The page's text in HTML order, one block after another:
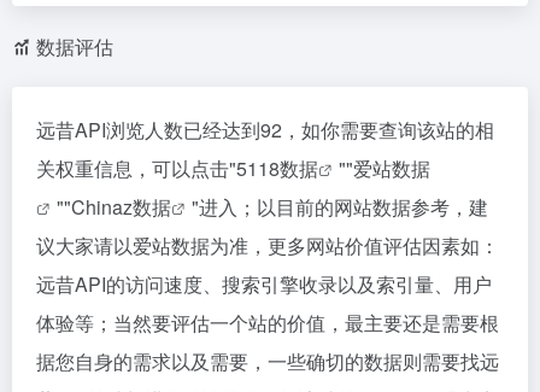
数据评估
远昔API浏览人数已经达到92，如你需要查询该站的相
关权重信息，可以点击"5118数据 ""爱站数据
""Chinaz数据
"进入；以目前的网站数据参考，建
议大家请以爱站数据为准，更多网站价值评估因素如：
远昔API的访问速度、搜索引擎收录以及索引量、用户
体验等；当然要评估一个站的价值，最主要还是需要根
据您自身的需求以及需要，一些确切的数据则需要找远